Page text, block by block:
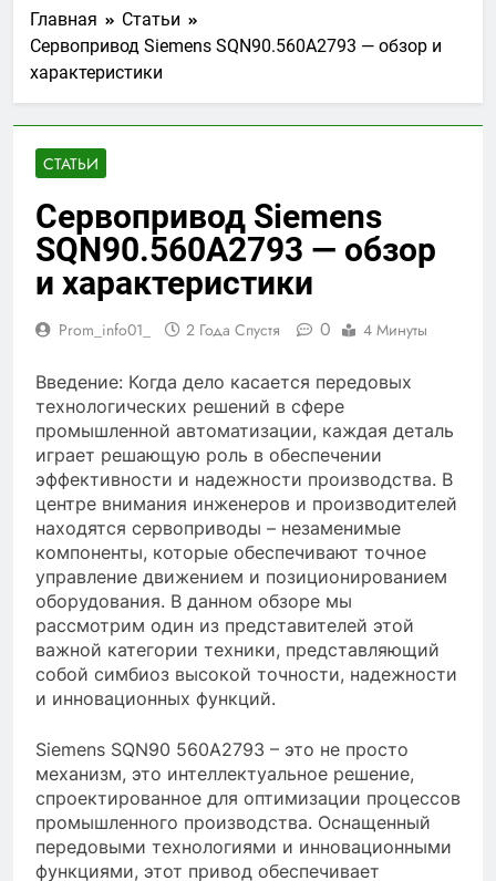
Главная
Статьи
Сервопривод Siemens SQN90.560A2793 — обзор и
характеристики
СТАТЬИ
Сервопривод Siemens
SQN90.560A2793 — обзор
и характеристики
Prom_info01_ 2 Года Спустя 0 4 Минуты
Введение: Когда дело касается передовых
технологических решений в сфере
промышленной автоматизации, каждая деталь
играет решающую роль в обеспечении
эффективности и надежности производства. В
центре внимания инженеров и производителей
находятся сервоприводы – незаменимые
компоненты, которые обеспечивают точное
управление движением и позиционированием
оборудования. В данном обзоре мы
рассмотрим один из представителей этой
важной категории техники, представляющий
собой симбиоз высокой точности, надежности
и инновационных функций.
Siemens SQN90 560A2793 – это не просто
механизм, это интеллектуальное решение,
спроектированное для оптимизации процессов
промышленного производства. Оснащенный
передовыми технологиями и инновационными
функциями, этот привод обеспечивает